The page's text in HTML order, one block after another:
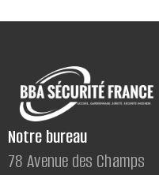
Notre bureau
78 Avenue des Champs